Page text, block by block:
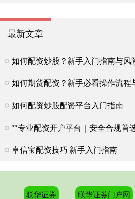
最新文章
如何配资炒股？新手入门指南与风
如何期货配资？新手必看操作流程
如何配资炒股配资平台入门指南
**专业配资开户平台｜安全合规首
卓信宝配资技巧 新手入门指南
联华证券 联华证券门户网